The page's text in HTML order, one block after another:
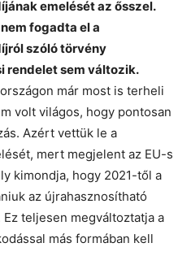
emelését az ősszel.
fogadta el a
szóló törvény
rendelet sem változik.
már most is terheli
volt világos, hogy pontosan
Azért vettük le a
mert megjelent az EU-s
kimondja, hogy 2021-től a
az újrahasznosítható
teljesen megváltoztatja a
más formában kell